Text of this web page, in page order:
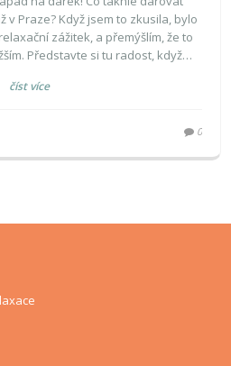
Praze? Když jsem to zkusila, bylo
zážitek, a přemýšlím, že to
Představte si tu radost, když
je to osobní, a co víc, je to
fetish masáž a překvapit tím své
číst více
0